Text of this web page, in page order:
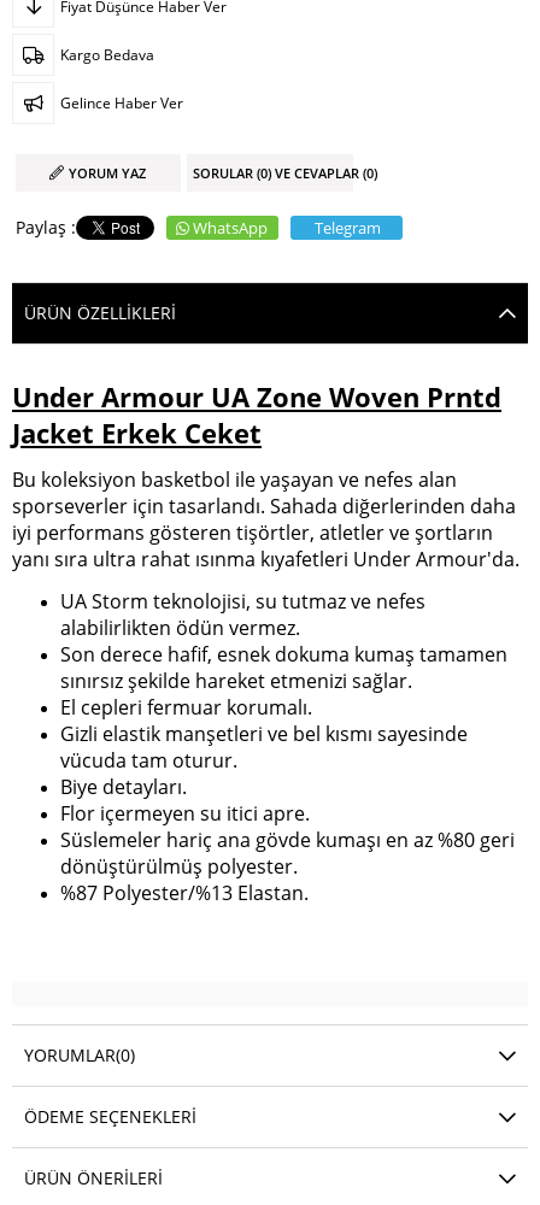
Fiyat Düşünce Haber Ver
Kargo Bedava
Gelince Haber Ver
YORUM YAZ SORULAR (0) VE CEVAPLAR (0)
WhatsApp Telegram
ÜRÜN ÖZELLIKLERI
Under Armour UA Zone Woven Prntd
Jacket Erkek Ceket
Bu koleksiyon basketbol ile yaşayan ve nefes alan
sporseverler için tasarlandı. Sahada diğerlerinden daha
iyi performans gösteren tişörtler, atletler ve şortların
yanı sıra ultra rahat ısınma kıyafetleri Under Armour'da.
UA Storm teknolojisi, su tutmaz ve nefes
alabilirlikten ödün vermez.
Son derece hafif, esnek dokuma kumaş tamamen
sınırsız şekilde hareket etmenizi sağlar.
El cepleri fermuar korumalı.
Gizli elastik manşetleri ve bel kısmı sayesinde
vücuda tam oturur.
Biye detayları.
Flor içermeyen su itici apre.
Süslemeler hariç ana gövde kumaşı en az %80 geri
dönüştürülmüş polyester.
%87 Polyester/%13 Elastan.
YORUMLAR(0)
ÖDEME SEÇENEKLERI
ÜRÜN ÖNERILERI